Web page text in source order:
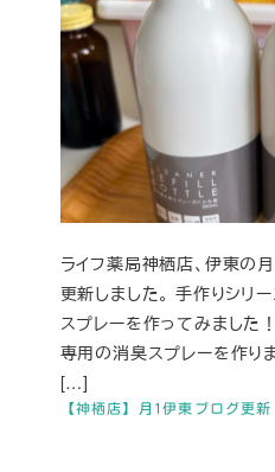
【神栖店】月1伊東ブログ更新
ライフ薬局神栖店、伊東の
更新しました。 手作りシリ
スプレーを作ってみました
専用の消臭スプレーを作
[…]